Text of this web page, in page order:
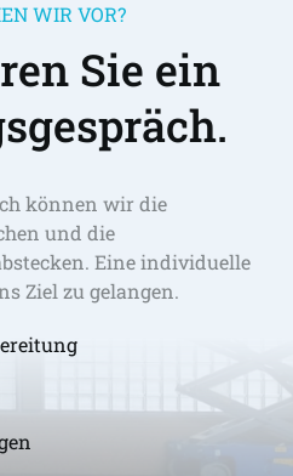
WIR VOR?
Sie ein
können wir die
und die
Eine individuelle
Ziel zu gelangen.